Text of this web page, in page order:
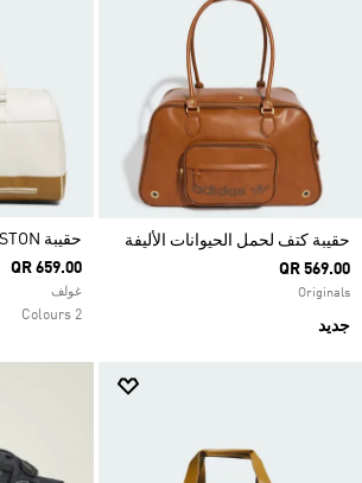
حقيبة كتف لحمل الحيوانات الأليفة
QR 569.00
Originals
جديد
حقيبة BOSTON من البولي يوريثان
QR 659.00
غولف
2 Colours